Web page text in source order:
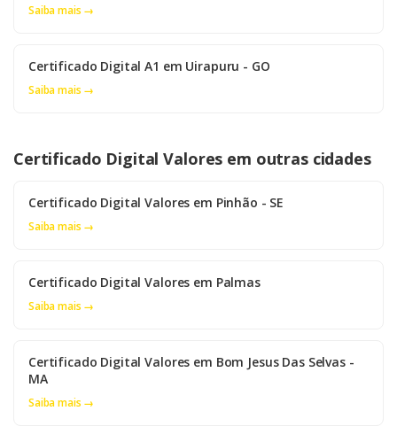
Saiba mais →
Certificado Digital A1 em Uirapuru - GO
Saiba mais →
Certificado Digital Valores em outras cidades
Certificado Digital Valores em Pinhão - SE
Saiba mais →
Certificado Digital Valores em Palmas
Saiba mais →
Certificado Digital Valores em Bom Jesus Das Selvas -
MA
Saiba mais →